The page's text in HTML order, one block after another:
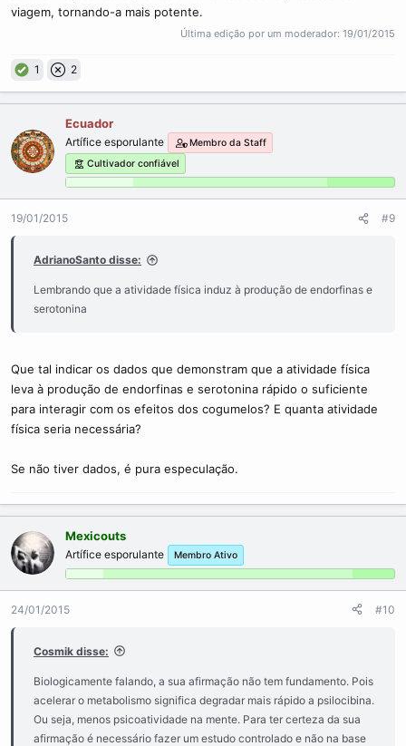
viagem, tornando-a mais potente.
Última edição por um moderador: 19/01/2015
1 2
Ecuador
Artífice esporulante
Membro da Staff
Cultivador confiável
19/01/2015 #9
AdrianoSanto disse:
Lembrando que a atividade física induz à produção de endorfinas e
serotonina
Que tal indicar os dados que demonstram que a atividade física
leva à produção de endorfinas e serotonina rápido o suficiente
para interagir com os efeitos dos cogumelos? E quanta atividade
física seria necessária?
Se não tiver dados, é pura especulação.
Mexicouts
Artífice esporulante Membro Ativo
24/01/2015 #10
Cosmik disse:
Biologicamente falando, a sua afirmação não tem fundamento. Pois
acelerar o metabolismo significa degradar mais rápido a psilocibina.
Ou seja, menos psicoatividade na mente. Para ter certeza da sua
afirmação é necessário fazer um estudo controlado e não na base